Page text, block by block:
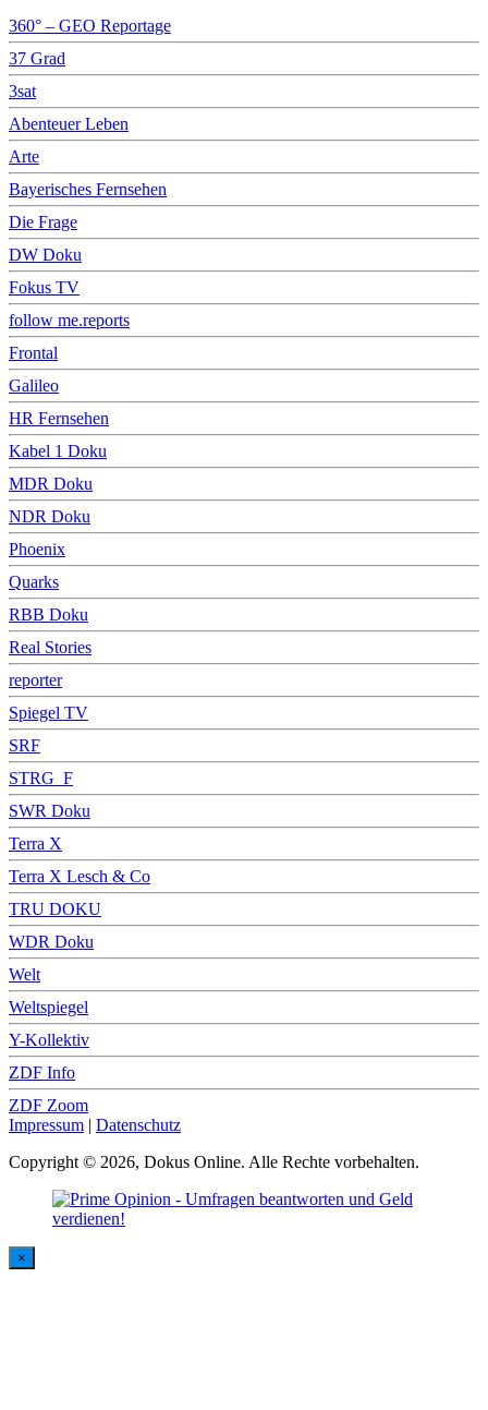
360° – GEO Reportage
37 Grad
3sat
Abenteuer Leben
Arte
Bayerisches Fernsehen
Die Frage
DW Doku
Fokus TV
follow me.reports
Frontal
Galileo
HR Fernsehen
Kabel 1 Doku
MDR Doku
NDR Doku
Phoenix
Quarks
RBB Doku
Real Stories
reporter
Spiegel TV
SRF
STRG_F
SWR Doku
Terra X
Terra X Lesch & Co
TRU DOKU
WDR Doku
Welt
Weltspiegel
Y-Kollektiv
ZDF Info
ZDF Zoom
Impressum | Datenschutz
Copyright © 2026, Dokus Online. Alle Rechte vorbehalten.
×